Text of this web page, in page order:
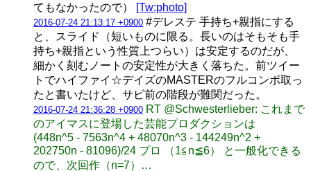
てもなかったので）
[Tw:photo]
2016-07-24 21:13:17 +0900 #デレステ 手持ち+親指にする
と、スライド（短いものに限る。長いのはそもそも手
持ち+親指という性質上つらい）は安定するのだが、
細かく刻むノートの安定性が大きく落ちた。前ツイー
トでハイファイ☆デイズのMASTERのフルコンボ取っ
たと書いたけど、サビ前の階段が難関だった。
2016-07-24 21:36:28 +0900 RT @Schwesterlieber: これまで
のアイマスに登場した芸能プロダクションは
(448n^5 - 7563n^4 + 48070n^3 - 144249n^2 +
202750n - 81096)/24 プロ （1≦n≦6） と一般化できる
ので、次回作（n=7）…